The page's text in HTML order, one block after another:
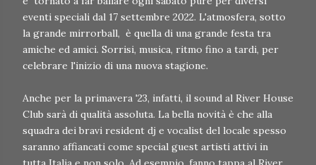
eventi speciali dal 17 settembre 2022. L'atmosfera, sotto
la grande mirrorball, è quella di una grande festa tra
amiche ed amici. Sorrisi, musica, ritmo fino a tardi, per
celebrare l'inizio di una nuova stagione.
Anche per la primavera '23, infatti, il sound al River House
Club sarà di qualità assoluta. La bella novità è che alla
squadra dei bravi resident dj e vocalist del locale spesso
saranno affiancati come special guest artisti attivi in